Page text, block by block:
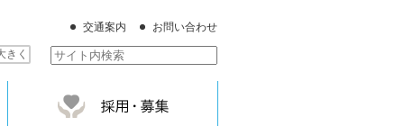
交通案内 お問い合わせ
きく